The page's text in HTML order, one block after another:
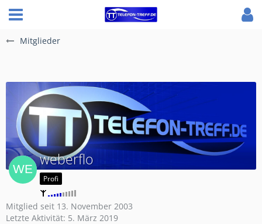
Mitglieder
weberflo
Profi
Mitglied seit 13. November 2003
Letzte Aktivität: 5. März 2019